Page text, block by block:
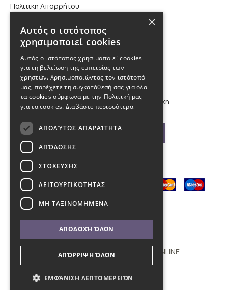
Πολιτική Απορρήτου
Επικοινωνία
210 9880988, 2310 224 460
info@kybosonline.gr
Εθνικής Αμύνης 44, 54621, Θεσσαλονίκη
Βρείτε μας στο χάρτη
Copyright © 2011 - 2026 KYBOS ONLINE
×
Αυτός ο ιστότοπος
χρησιμοποιεί cookies
Αυτός ο ιστότοπος χρησιμοποιεί cookies
για τη βελτίωση της εμπειρίας των
χρηστών. Χρησιμοποιώντας τον ιστότοπό
μας, παρέχετε τη συγκατάθεσή σας για όλα
τα cookies σύμφωνα με την Πολιτική μας
για τα cookies. Διαβάστε περισσότερα
ΑΠΟΛΎΤΩΣ ΑΠΑΡΑΊΤΗΤΑ
ΑΠΌΔΟΣΗΣ
ΣΤΌΧΕΥΣΗΣ
ΛΕΙΤΟΥΡΓΙΚΌΤΗΤΑΣ
ΜΗ ΤΑΞΙΝΟΜΗΜΈΝΑ
ΑΠΟΔΟΧΉ ΌΛΩΝ
ΑΠΌΡΡΙΨΗ ΌΛΩΝ
ΕΜΦΆΝΙΣΗ ΛΕΠΤΟΜΕΡΕΙΏΝ